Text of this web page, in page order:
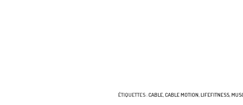
ÉTIQUETTES :CABLE,CABLE MOTION,LIFEFITNESS,